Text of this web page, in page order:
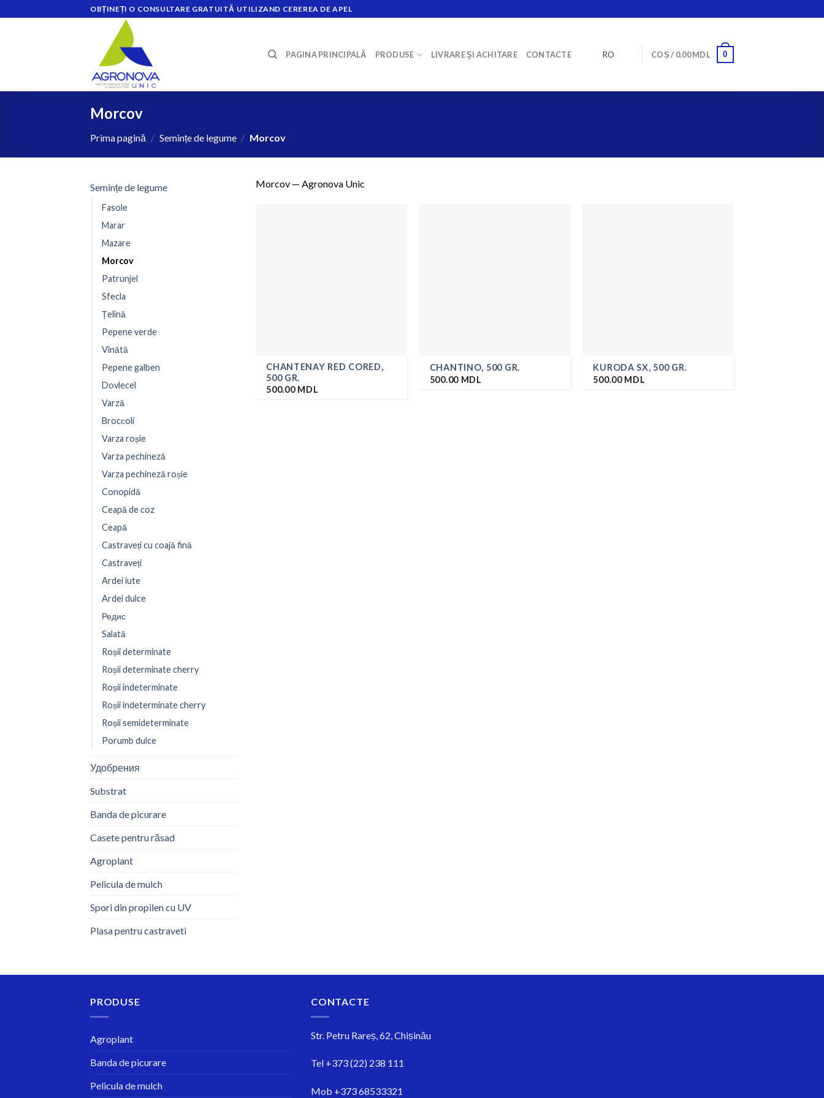
OBȚINEȚI O CONSULTARE GRATUITĂ UTILIZAND CEREREA DE APEL
PAGINA PRINCIPALĂ PRODUSE LIVRARE ŞI ACHITARE CONTACTE RO COȘ / 0.00MDL 0
Morcov
Prima pagină / Semințe de legume / Morcov
Semințe de legume
Fasole
Marar
Mazare
Morcov
Patrunjel
Sfecla
Țelină
Pepene verde
Vînătă
Pepene galben
Dovlecel
Varză
Brocсoli
Varza roșie
Varza pechineză
Varza pechineză roșie
Conopidă
Ceapă de coz
Ceapă
Castraveți cu coajă fină
Castraveți
Ardei iute
Ardei dulce
Редис
Salată
Roșii determinate
Roșii determinate cherry
Roșii indeterminate
Roșii indeterminate cherry
Roșii semideterminate
Porumb dulce
Удобрения
Substrat
Banda de picurare
Casete pentru răsad
Agroplant
Pelicula de mulch
Spori din propilen cu UV
Plasa pentru castraveti
Morcov — Agronova Unic
CHANTENAY RED CORED,
500 GR.
500.00 MDL
CHANTINO, 500 GR.
500.00 MDL
KURODA SX, 500 GR.
500.00 MDL
PRODUSE
Agroplant
Banda de picurare
Pelicula de mulch
CONTACTE
Str. Petru Rareș, 62, Chișinău
Tel +373 (22) 238 111
Mob +373 68533321